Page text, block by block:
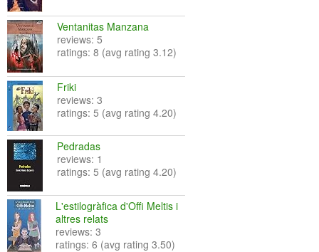
Ventanitas Manzana
reviews: 5
ratings: 8 (avg rating 3.12)
Friki
reviews: 3
ratings: 5 (avg rating 4.20)
Pedradas
reviews: 1
ratings: 5 (avg rating 4.20)
L'estilogràfica d'Offi Meltis i
altres relats
reviews: 3
ratings: 6 (avg rating 3.50)